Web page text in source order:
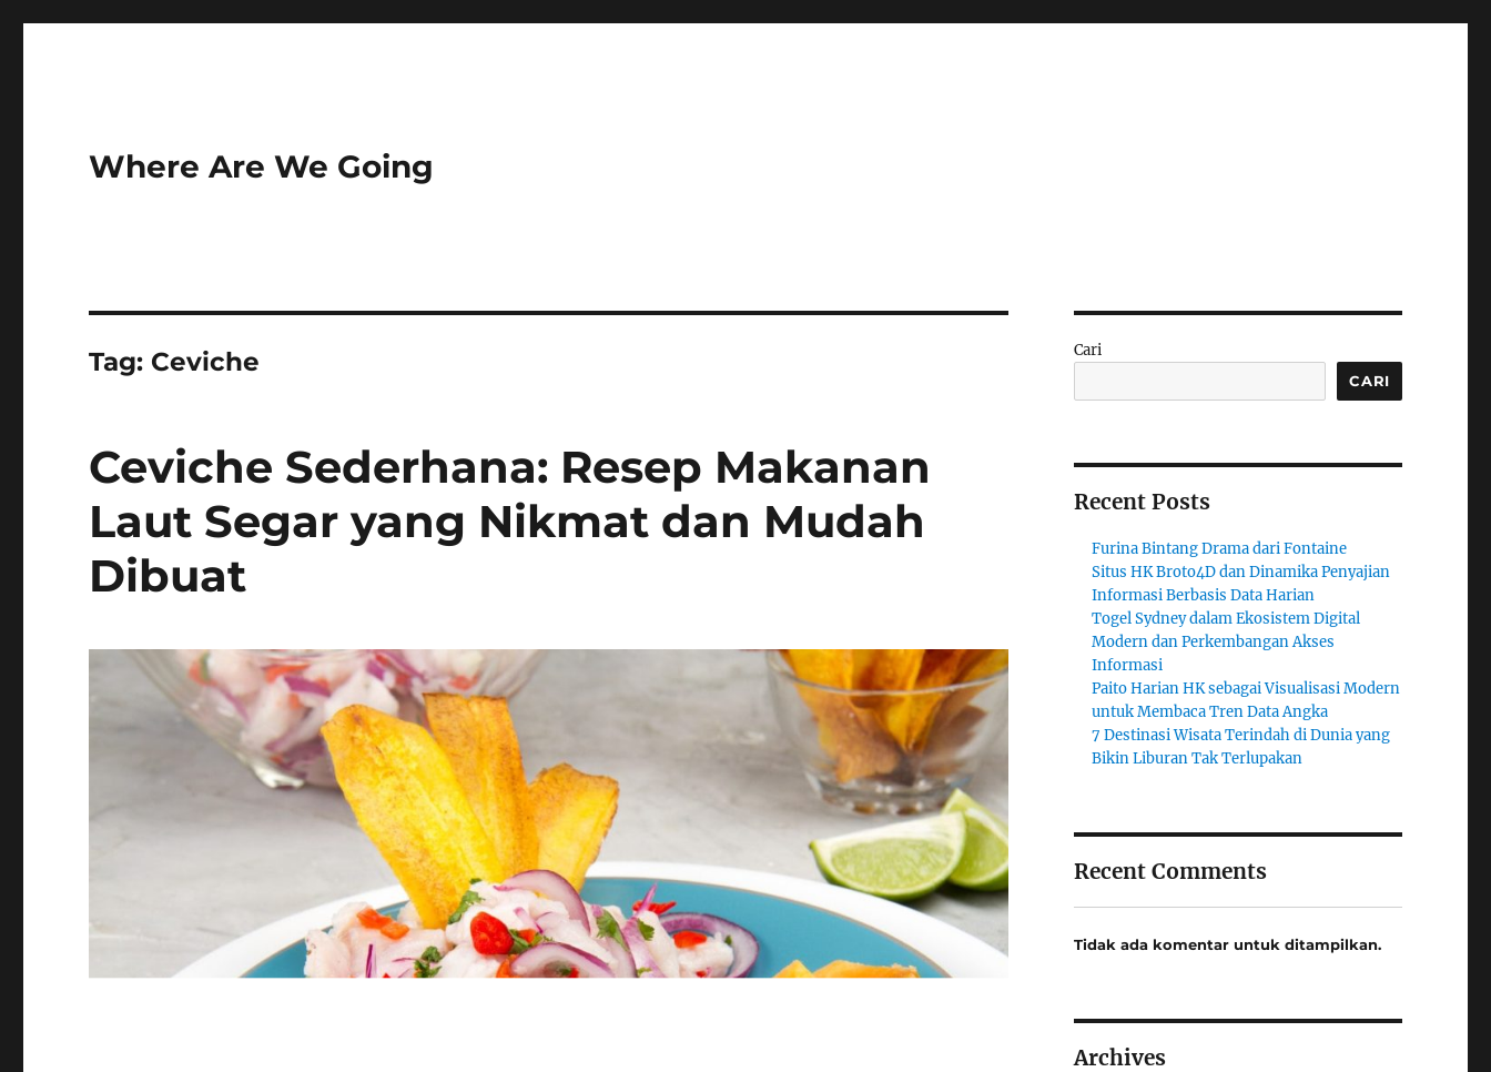
Where Are We Going
Tag: Ceviche
Ceviche Sederhana: Resep Makanan
Laut Segar yang Nikmat dan Mudah
Dibuat
Cari
CARI
Recent Posts
Furina Bintang Drama dari Fontaine
Situs HK Broto4D dan Dinamika Penyajian
Informasi Berbasis Data Harian
Togel Sydney dalam Ekosistem Digital
Modern dan Perkembangan Akses
Informasi
Paito Harian HK sebagai Visualisasi Modern
untuk Membaca Tren Data Angka
7 Destinasi Wisata Terindah di Dunia yang
Bikin Liburan Tak Terlupakan
Recent Comments
Tidak ada komentar untuk ditampilkan.
Archives